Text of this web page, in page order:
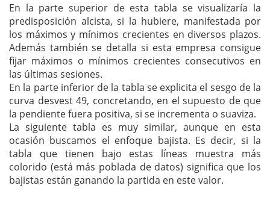
En la parte superior de esta tabla se visualizaría la
predisposición alcista, si la hubiere, manifestada por
los máximos y mínimos crecientes en diversos plazos.
Además también se detalla si esta empresa consigue
fijar máximos o mínimos crecientes consecutivos en
las últimas sesiones.
En la parte inferior de la tabla se explicita el sesgo de la
curva desvest 49, concretando, en el supuesto de que
la pendiente fuera positiva, si se incrementa o suaviza.
La siguiente tabla es muy similar, aunque en esta
ocasión buscamos el enfoque bajista. Es decir, si la
tabla que tienen bajo estas líneas muestra más
colorido (está más poblada de datos) significa que los
bajistas están ganando la partida en este valor.